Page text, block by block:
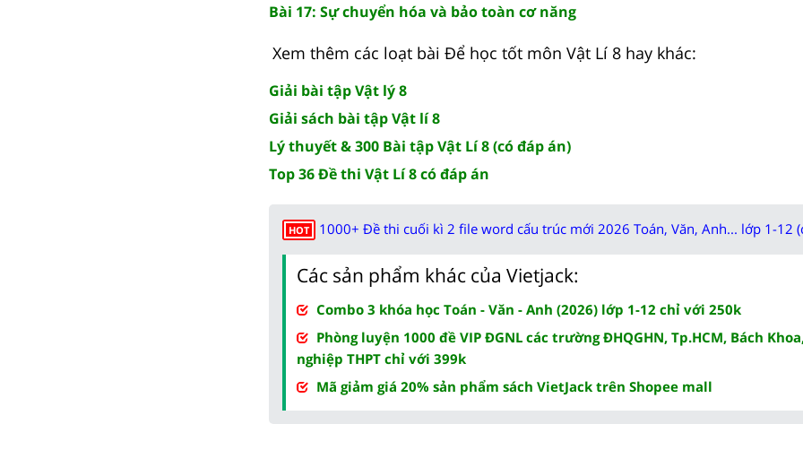
Bài 17: Sự chuyển hóa và bảo toàn cơ năng
Xem thêm các loạt bài Để học tốt môn Vật Lí 8 hay khác:
Giải bài tập Vật lý 8
Giải sách bài tập Vật lí 8
Lý thuyết & 300 Bài tập Vật Lí 8 (có đáp án)
Top 36 Đề thi Vật Lí 8 có đáp án
HOT 1000+ Đề thi cuối kì 2 file word cấu trúc mới 2026 Toán, Văn, Anh... lớp 1-12
Các sản phẩm khác của Vietjack:
Combo 3 khóa học Toán - Văn - Anh (2026) lớp 1-12 chỉ với 250k
Phòng luyện 1000 đề VIP ĐGNL các trường ĐHQGHN, Tp.HCM, Bách
nghiệp THPT chỉ với 399k
Mã giảm giá 20% sản phẩm sách VietJack trên Shopee mall